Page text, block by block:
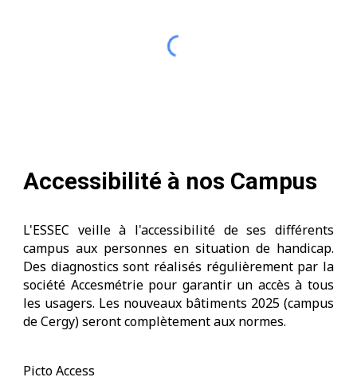
Accessibilité à nos Campus
L'ESSEC veille à l'accessibilité de ses différents
campus aux personnes en situation de handicap.
Des diagnostics sont réalisés régulièrement par la
société Accesmétrie pour garantir un accès à tous
les usagers. Les nouveaux bâtiments 2025 (campus
de Cergy) seront complètement aux normes.
Picto Access